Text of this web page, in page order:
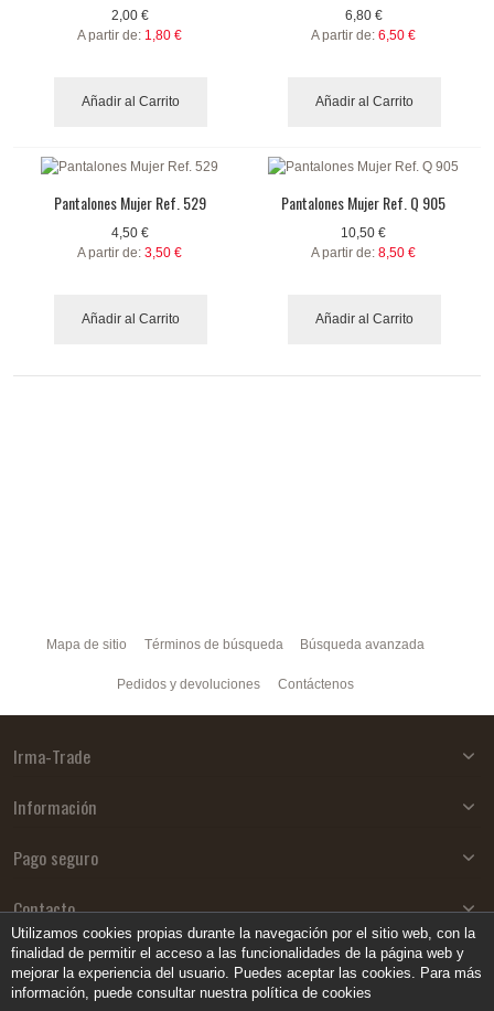
2,00 €
A partir de: 1,80 €
Añadir al Carrito
6,80 €
A partir de: 6,50 €
Añadir al Carrito
Pantalones Mujer Ref. 529
4,50 €
A partir de: 3,50 €
Añadir al Carrito
Pantalones Mujer Ref. Q 905
10,50 €
A partir de: 8,50 €
Añadir al Carrito
Mapa de sitio Términos de búsqueda Búsqueda avanzada
Pedidos y devoluciones Contáctenos
Irma-Trade
Información
Pago seguro
Contacto
Utilizamos cookies propias durante la navegación por el sitio web, con la
finalidad de permitir el acceso a las funcionalidades de la página web y
mejorar la experiencia del usuario. Puedes aceptar las cookies. Para más
información, puede consultar nuestra política de cookies